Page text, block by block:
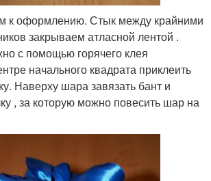
к оформлению. Стык между крайними
закрываем атласной лентой .
с помощью горячего клея
начального квадрата приклеить
Наверху шара завязать бант и
, за которую можно повесить шар на